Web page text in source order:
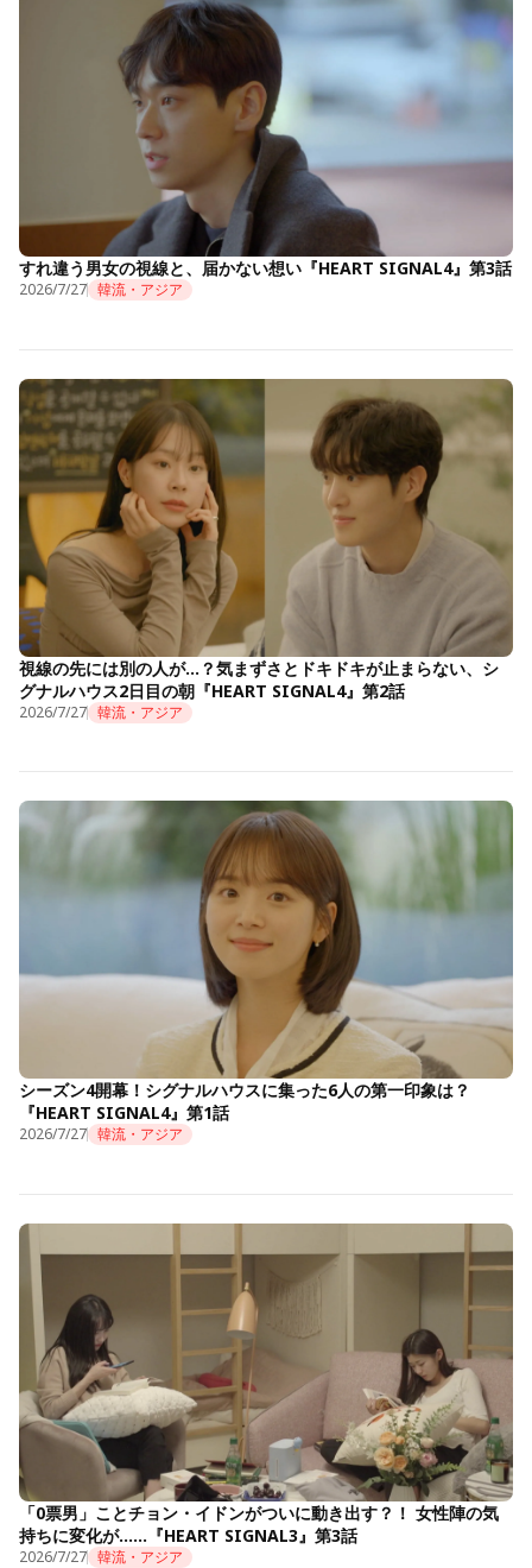
すれ違う男女の視線と、届かない想い『HEART SIGNAL4』第3話
2026/7/27 韓流・アジア
視線の先には別の人が…？気まずさとドキドキが止まらない、シ
グナルハウス2日目の朝『HEART SIGNAL4』第2話
2026/7/27 韓流・アジア
シーズン4開幕！シグナルハウスに集った6人の第一印象は？
『HEART SIGNAL4』第1話
2026/7/27 韓流・アジア
「0票男」ことチョン・イドンがついに動き出す？！ 女性陣の気
持ちに変化が……『HEART SIGNAL3』第3話
2026/7/27 韓流・アジア